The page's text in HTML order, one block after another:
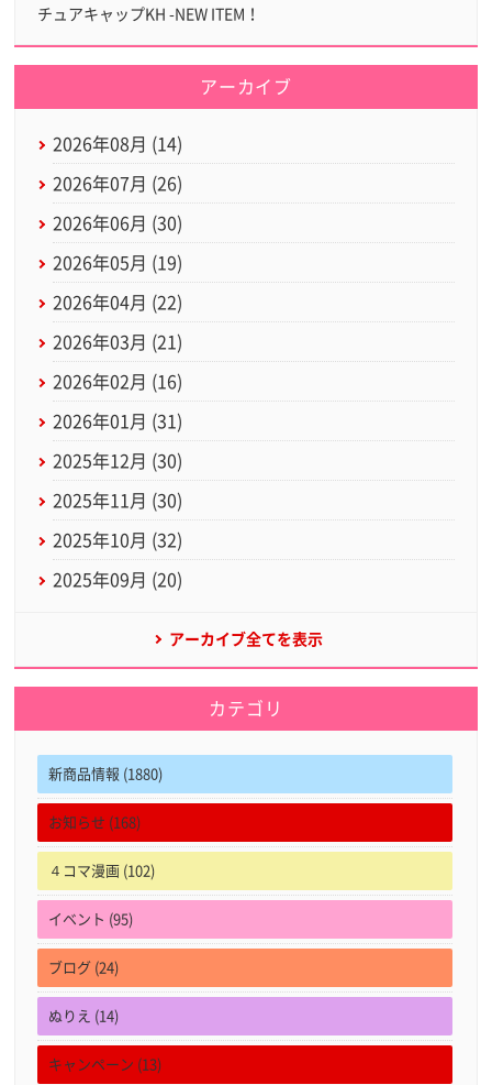
チュアキャップKH -NEW ITEM！
アーカイブ
2026年08月 (14)
2026年07月 (26)
2026年06月 (30)
2026年05月 (19)
2026年04月 (22)
2026年03月 (21)
2026年02月 (16)
2026年01月 (31)
2025年12月 (30)
2025年11月 (30)
2025年10月 (32)
2025年09月 (20)
アーカイブ全てを表示
カテゴリ
新商品情報 (1880)
お知らせ (168)
４コマ漫画 (102)
イベント (95)
ブログ (24)
ぬりえ (14)
キャンペーン (13)